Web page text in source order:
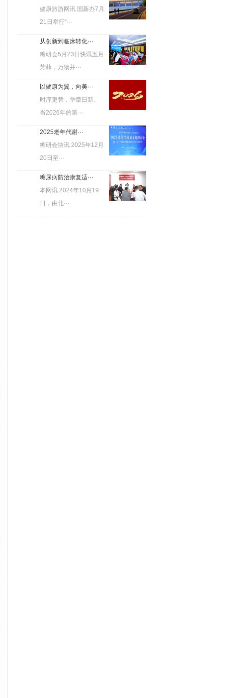
健康旅游网讯 国新办7月
21日举行“···
从创新到临床转化···
糖研会5月23日快讯五月
芳菲，万物并···
以健康为翼，向美···
时序更替，华章日新。
当2026年的第···
2025老年代谢···
糖研会快讯 2025年12月
20日至···
糖尿病防治康复适···
本网讯 2024年10月19
日，由北···